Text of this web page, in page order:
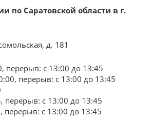
по Саратовской области в г.
д. 181
перерыв: с 13:00 до 13:45
перерыв: с 13:00 до 13:45
перерыв: с 13:00 до 13:45
перерыв: с 13:00 до 13:45